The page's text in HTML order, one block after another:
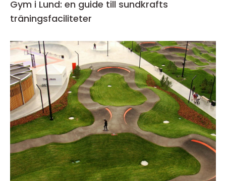
Gym i Lund: en guide till sundkrafts
träningsfaciliteter